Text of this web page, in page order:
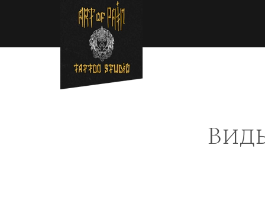
Перейти к основному содержанию
Строка навигации